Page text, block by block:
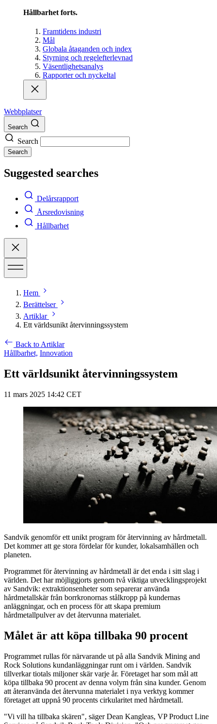
Hållbarhet forts.
Framtidens industri
Mål
Globala åtaganden och index
Styrning och regelefterlevnad
Väsentlighetsanalys
Rapporter och nyckeltal
Webbplatser
Search
Search
Search
Suggested searches
Delårsrapport
Årsredovisning
Hållbarhet
Hem
Berättelser
Artiklar
Ett världsunikt återvinningssystem
Back to Artiklar
Hållbarhet, Innovation
Ett världsunikt återvinningssystem
11 mars 2025 14:42 CET
Sandvik genomför ett unikt program för återvinning av hårdmetall.
Det kommer att ge stora fördelar för kunder, lokalsamhällen och
planeten.
Programmet för återvinning av hårdmetall är det enda i sitt slag i
världen. Det har möjliggjorts genom två viktiga utvecklingsprojekt
av Sandvik: extraktionsenheter som separerar använda
hårdmetallskär från borrkronornas stålkropp på kundernas
anläggningar, och en process för att skapa premium
hårdmetallpulver av det återvunna materialet.
Målet är att köpa tillbaka 90 procent
Programmet rullas för närvarande ut på alla Sandvik Mining and
Rock Solutions kundanläggningar runt om i världen. Sandvik
tillverkar tiotals miljoner skär varje år. Företaget har som mål att
köpa tillbaka 90 procent av denna volym från sina kunder. Genom
att återanvända det återvunna materialet i nya verktyg kommer
företaget att uppnå 90 procents cirkularitet med hårdmetall.
"Vi vill ha tillbaka skären", säger Dean Kangleas, VP Product Line